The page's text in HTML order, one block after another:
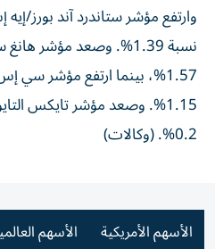
نسبة 1.39%. وصعد مؤشر
1.15%. وصعد مؤشر تايكس
0.2%. (وكالات)
الأسهم الأمريكية الأسهم